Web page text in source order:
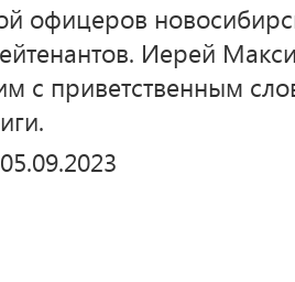
офицеров
Иерей
с приветственным